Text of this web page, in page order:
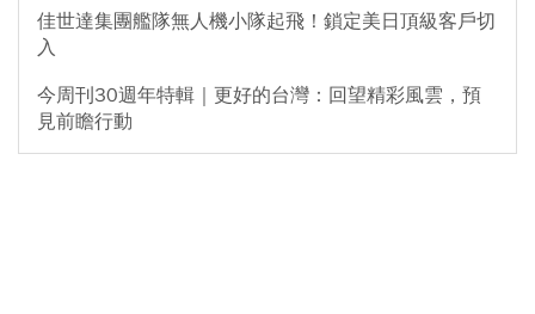
佳世達集團艦隊無人機小隊起飛！鎖定美日頂級客戶切
入
今周刊30週年特輯｜更好的台灣：回望精彩風雲，預
見前瞻行動